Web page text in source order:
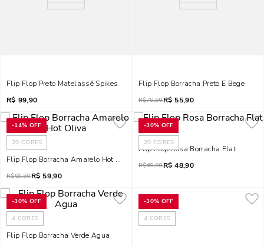
Flip Flop Preto Matelassê Spikes
R$ 99,90
Flip Flop Borracha Preto E Bege
R$79,90R$ 55,90
-14% OFF
20 CORES
Flip Flop Borracha Amarelo Hot Oliva
R$69,90R$ 59,90
-30% OFF
20 CORES
Flip Flop Rosa Borracha Flat
R$69,90R$ 48,90
-30% OFF
4 CORES
Flip Flop Borracha Verde Agua
-30% OFF
4 CORES